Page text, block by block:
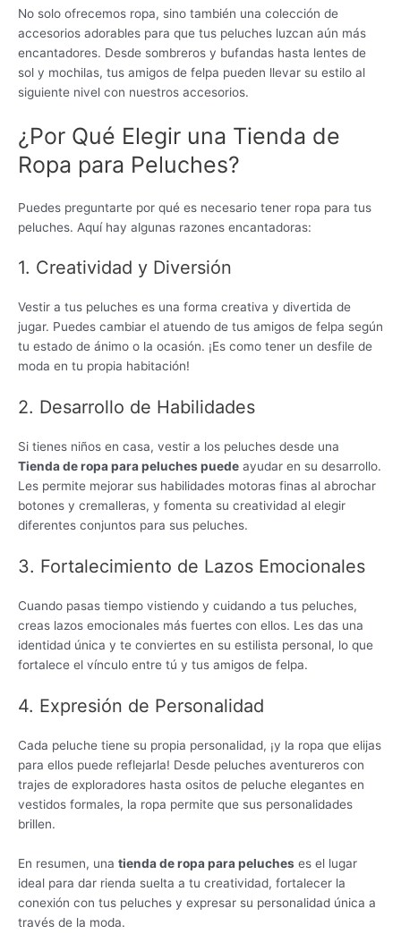
No solo ofrecemos ropa, sino también una colección de
accesorios adorables para que tus peluches luzcan aún más
encantadores. Desde sombreros y bufandas hasta lentes de
sol y mochilas, tus amigos de felpa pueden llevar su estilo al
siguiente nivel con nuestros accesorios.
¿Por Qué Elegir una Tienda de
Ropa para Peluches?
Puedes preguntarte por qué es necesario tener ropa para tus
peluches. Aquí hay algunas razones encantadoras:
1. Creatividad y Diversión
Vestir a tus peluches es una forma creativa y divertida de
jugar. Puedes cambiar el atuendo de tus amigos de felpa según
tu estado de ánimo o la ocasión. ¡Es como tener un desfile de
moda en tu propia habitación!
2. Desarrollo de Habilidades
Si tienes niños en casa, vestir a los peluches desde una
Tienda de ropa para peluches puede ayudar en su desarrollo.
Les permite mejorar sus habilidades motoras finas al abrochar
botones y cremalleras, y fomenta su creatividad al elegir
diferentes conjuntos para sus peluches.
3. Fortalecimiento de Lazos Emocionales
Cuando pasas tiempo vistiendo y cuidando a tus peluches,
creas lazos emocionales más fuertes con ellos. Les das una
identidad única y te conviertes en su estilista personal, lo que
fortalece el vínculo entre tú y tus amigos de felpa.
4. Expresión de Personalidad
Cada peluche tiene su propia personalidad, ¡y la ropa que elijas
para ellos puede reflejarla! Desde peluches aventureros con
trajes de exploradores hasta ositos de peluche elegantes en
vestidos formales, la ropa permite que sus personalidades
brillen.
En resumen, una tienda de ropa para peluches es el lugar
ideal para dar rienda suelta a tu creatividad, fortalecer la
conexión con tus peluches y expresar su personalidad única a
través de la moda.